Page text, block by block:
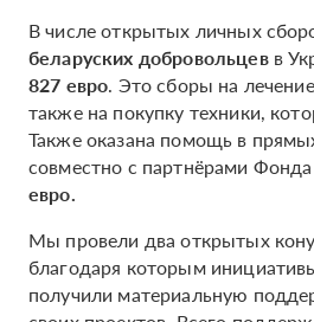
В числе открытых личных
беларуских добровольцевв
827 евро. Это сборы на
также на покупку техники,
Также оказана помощь в
совместно с партнёрами
евро.
Мы провели два открытых
благодаря которым
получили материальную